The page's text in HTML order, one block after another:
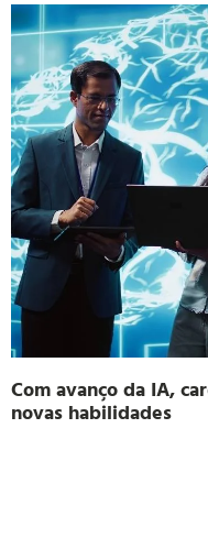
Com avanço da IA,
novas habilidades